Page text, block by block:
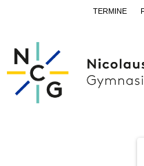
TERMINE